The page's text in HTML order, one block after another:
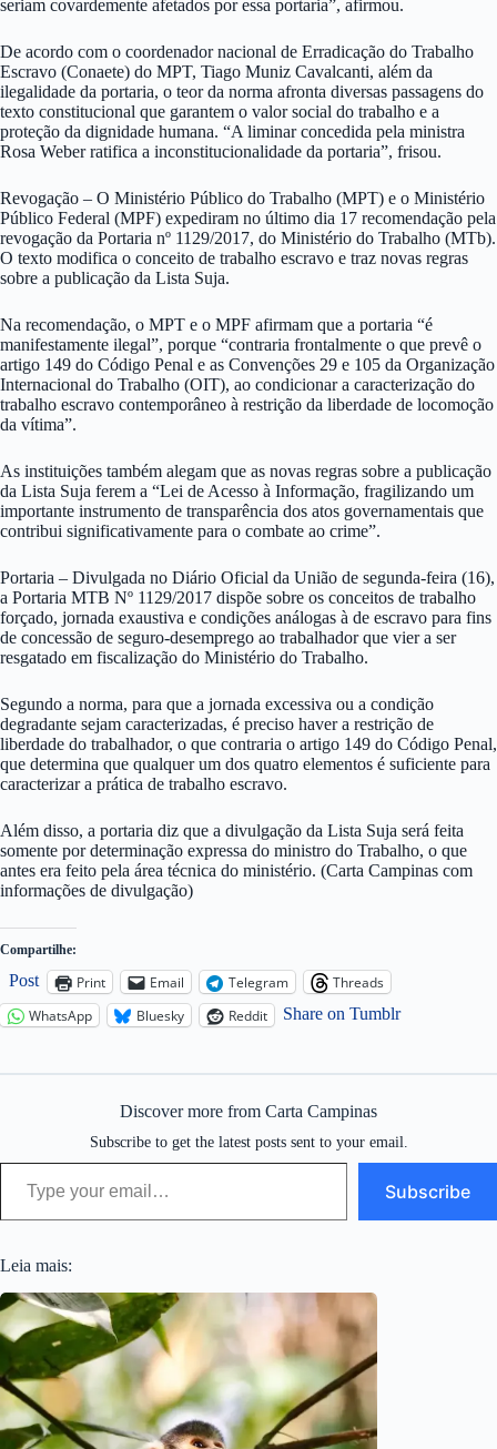
seriam covardemente afetados por essa portaria”, afirmou.
De acordo com o coordenador nacional de Erradicação do Trabalho
Escravo (Conaete) do MPT, Tiago Muniz Cavalcanti, além da
ilegalidade da portaria, o teor da norma afronta diversas passagens do
texto constitucional que garantem o valor social do trabalho e a
proteção da dignidade humana. “A liminar concedida pela ministra
Rosa Weber ratifica a inconstitucionalidade da portaria”, frisou.
Revogação – O Ministério Público do Trabalho (MPT) e o Ministério
Público Federal (MPF) expediram no último dia 17 recomendação pela
revogação da Portaria nº 1129/2017, do Ministério do Trabalho (MTb).
O texto modifica o conceito de trabalho escravo e traz novas regras
sobre a publicação da Lista Suja.
Na recomendação, o MPT e o MPF afirmam que a portaria “é
manifestamente ilegal”, porque “contraria frontalmente o que prevê o
artigo 149 do Código Penal e as Convenções 29 e 105 da Organização
Internacional do Trabalho (OIT), ao condicionar a caracterização do
trabalho escravo contemporâneo à restrição da liberdade de locomoção
da vítima”.
As instituições também alegam que as novas regras sobre a publicação
da Lista Suja ferem a “Lei de Acesso à Informação, fragilizando um
importante instrumento de transparência dos atos governamentais que
contribui significativamente para o combate ao crime”.
Portaria – Divulgada no Diário Oficial da União de segunda-feira (16),
a Portaria MTB Nº 1129/2017 dispõe sobre os conceitos de trabalho
forçado, jornada exaustiva e condições análogas à de escravo para fins
de concessão de seguro-desemprego ao trabalhador que vier a ser
resgatado em fiscalização do Ministério do Trabalho.
Segundo a norma, para que a jornada excessiva ou a condição
degradante sejam caracterizadas, é preciso haver a restrição de
liberdade do trabalhador, o que contraria o artigo 149 do Código Penal,
que determina que qualquer um dos quatro elementos é suficiente para
caracterizar a prática de trabalho escravo.
Além disso, a portaria diz que a divulgação da Lista Suja será feita
somente por determinação expressa do ministro do Trabalho, o que
antes era feito pela área técnica do ministério. (Carta Campinas com
informações de divulgação)
Compartilhe:
Post Print Email Telegram
Threads
WhatsApp
Bluesky Reddit Share on Tumblr
Discover more from Carta Campinas
Subscribe to get the latest posts sent to your email.
Type your email…
Subscribe
Leia mais: